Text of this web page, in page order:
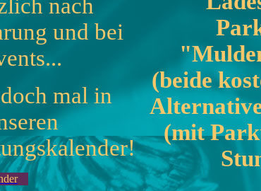
nach
und bei
mal in
(beide
(mit